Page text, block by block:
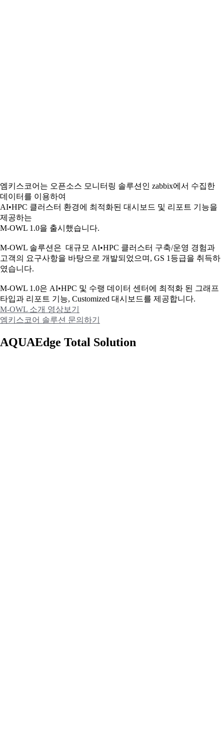
엠키스코어는 오픈소스 모니터링 솔루션인 zabbix에서 수집한
데이터를 이용하여
AI•HPC 클러스터 환경에 최적화된 대시보드 및 리포트 기능을
제공하는
M-OWL 1.0을 출시했습니다.
M-OWL 솔루션은 대규모 AI•HPC 클러스터 구축/운영 경험과
고객의 요구사항을 바탕으로 개발되었으며, GS 1등급을 취득하
였습니다.
M-OWL 1.0은 AI•HPC 및 수랭 데이터 센터에 최적화 된 그래프
타입과 리포트 기능, Customized 대시보드를 제공합니다.
M-OWL 소개 영상보기
엠키스코어 솔루션 문의하기
AQUAEdge Total Solution